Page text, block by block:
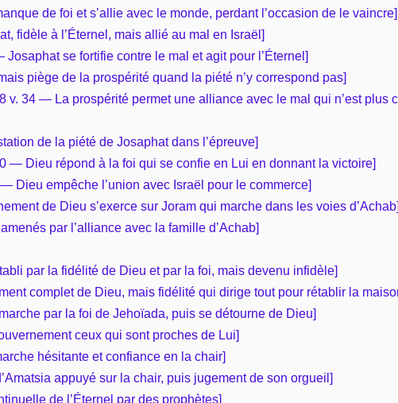
de foi et s’allie avec le monde, perdant l’occasion de le vaincre]
fidèle à l’Éternel, mais allié au mal en Israël]
Josaphat se fortifie contre le mal et agit pour l’Éternel]
piège de la prospérité quand la piété n’y correspond pas]
v. 34 — La prospérité permet une alliance avec le mal qui n’est plus
de la piété de Josaphat dans l’épreuve]
— Dieu répond à la foi qui se confie en Lui en donnant la victoire]
Dieu empêche l’union avec Israël pour le commerce]
de Dieu s’exerce sur Joram qui marche dans les voies d’Achab]
par l’alliance avec la famille d’Achab]
par la fidélité de Dieu et par la foi, mais devenu infidèle]
complet de Dieu, mais fidélité qui dirige tout pour rétablir la
par la foi de Jehoïada, puis se détourne de Dieu]
ceux qui sont proches de Lui]
hésitante et confiance en la chair]
appuyé sur la chair, puis jugement de son orgueil]
de l’Éternel par des prophètes]